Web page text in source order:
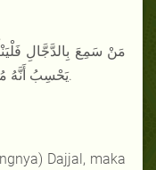
مَنْ سَمِعَ بِالدَّجَّالِ
يَحْسِبُ أَنَّهُ مُؤْمِنٌ فَيَتَّبِعُهُ مِمَّا يَبْعَثُ بِهِ مِنْ الشُّبُهَاتِ.
Dajjal, maka